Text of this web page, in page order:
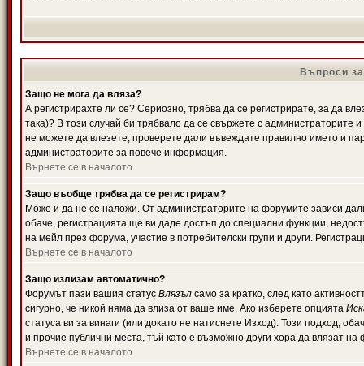
Въпроси
Защо не мога да вляза?
А регистрирахте ли се? Сериозно, трябва да се регистрирате, за да
така)? В този случай би трябвало да се свържете с администраторите
не можете да влезете, проверете дали въвеждате правилно името и
администраторите за повече информация.
Върнете се в началото
Защо въобще трябва да се регистрирам?
Може и да не се наложи. От администраторите на форумите зависи
обаче, регистрацията ще ви даде достъп до специални функции,
на мейл през форума, участие в потребителски групи и други.
Върнете се в началото
Защо излизам автоматично?
Форумът пази вашия статус Влязъл само за кратко, след като
сигурно, че никой няма да влиза от ваше име. Ако изберете опцията
статуса ви за винаги (или докато не натиснете Изход). Този подход,
и прочие публични места, тъй като е възможно други хора да влязат
Върнете се в началото